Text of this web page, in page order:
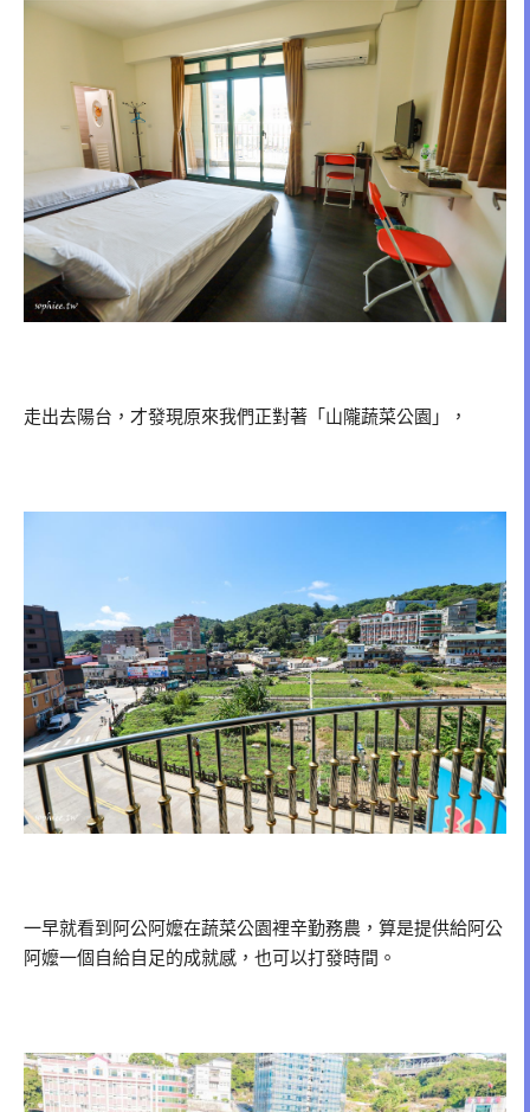
走出去陽台，才發現原來我們正對著「山隴蔬菜公園」，
一早就看到阿公阿嬤在蔬菜公園裡辛勤務農，算是提供給阿公
阿嬤一個自給自足的成就感，也可以打發時間。